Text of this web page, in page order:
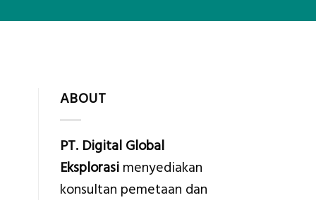
ABOUT
PT. Digital Global
Eksplorasimenyediakan
konsultan pemetaan dan